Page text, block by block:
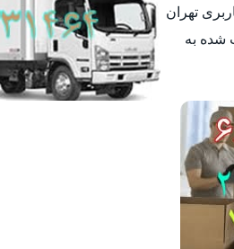
تهران
شده به